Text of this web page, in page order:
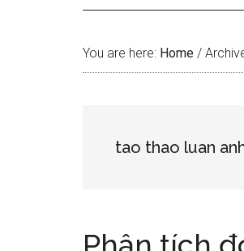
You are here: Home /
tao thao luan